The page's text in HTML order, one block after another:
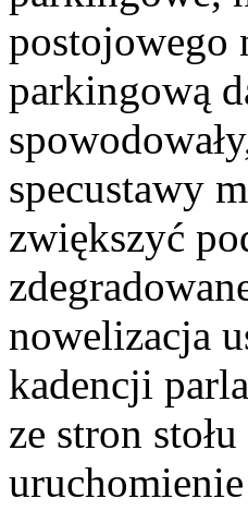
postojowego
parkingową
specustawy
zwiększyć
nowelizacja
kadencji
ze stron